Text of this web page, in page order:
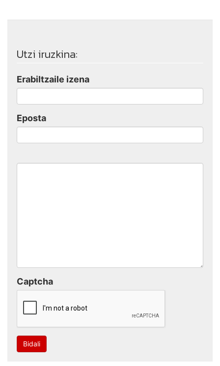
Utzi iruzkina:
Erabiltzaile izena
Eposta
Captcha
Bidali